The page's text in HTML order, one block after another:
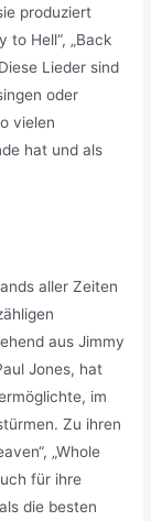
produziert
to Hell“, „Back
Lieder sind
oder
vielen
hat und als
aller Zeiten
aus Jimmy
Jones, hat
im
Zu ihren
„Whole
für ihre
die besten